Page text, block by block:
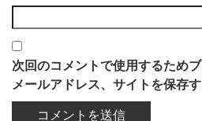
次回のコメントで使用するため
メールアドレス、サイトを保存す